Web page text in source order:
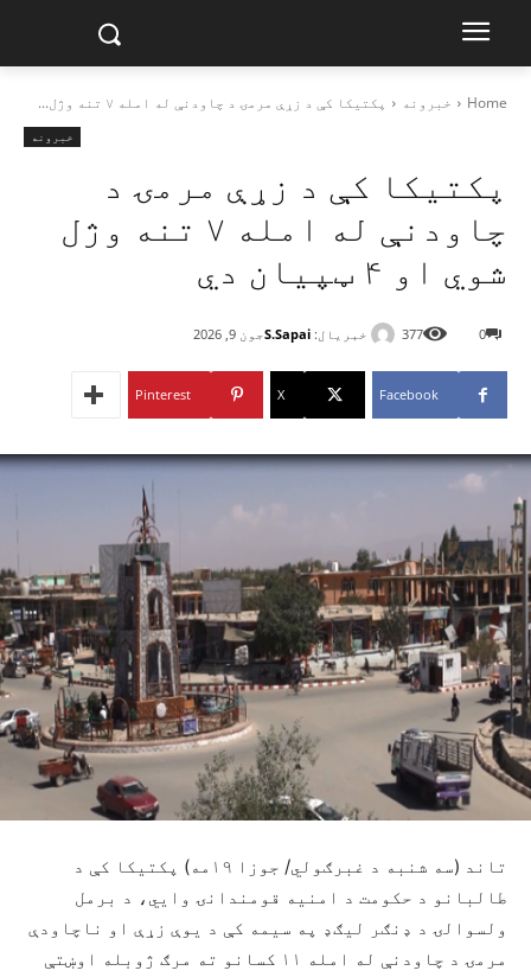
Home خبرونه پکتیکا کې د زړې مرمۍ د چاودنې له امله ۷ تنه وژل...
خبرونه
پکتیکا کې د زړې مرمۍ د
چاودنې له امله ۷ تنه وژل
شوي او ۴ ټپيان دي
خبریال: S.Sapaiجون 9, 2026 0
377
Facebook
X
Pinterest
تاند (سه شنبه د غبرګولي/ جوزا ۱۹مه) پکتیکا کې د
طالبانو د حکومت د امنیه قومندانۍ وایي، د برمل
ولسوالۍ د ډنګر لیګډ په سیمه کې د یوې زړې او ناچاودې
مرمۍ د چاودنې له امله ۱۱ کسانو ته مرګ ژوبله اوښتې